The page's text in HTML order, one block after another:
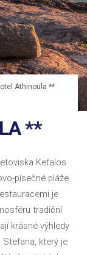
Athinoula **
**
Kefalos
písečné pláže.
je
tradiční
krásné výhledy
který je